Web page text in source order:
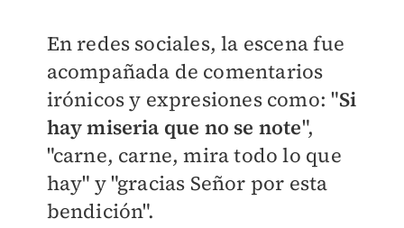
En redes sociales, la escena fue
acompañada de comentarios
irónicos y expresiones como: "Si
hay miseria que no se note",
"carne, carne, mira todo lo que
hay" y "gracias Señor por esta
bendición".